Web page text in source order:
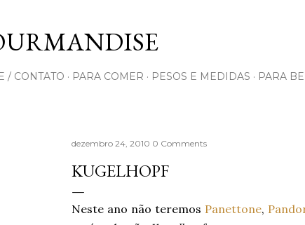
/ CONTATO PARA COMER PESOS E MEDIDAS PARA
dezembro 24, 2010 0 Comments
KUGELHOPF
Neste ano não teremos Panettone,